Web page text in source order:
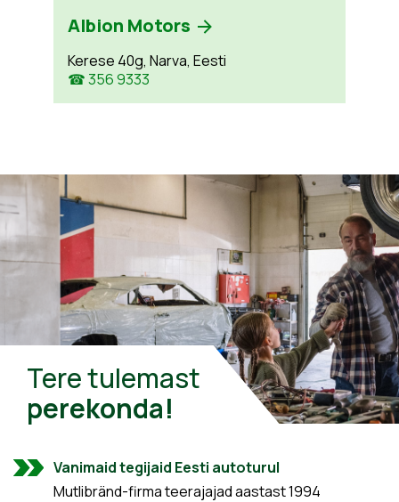
Albion Motors
Kerese 40g, Narva, Eesti
☎ 356 9333
Tere tulemast
perekonda!
Vanimaid tegijaid Eesti autoturul
Mutlibränd-firma teerajajad aastast 1994